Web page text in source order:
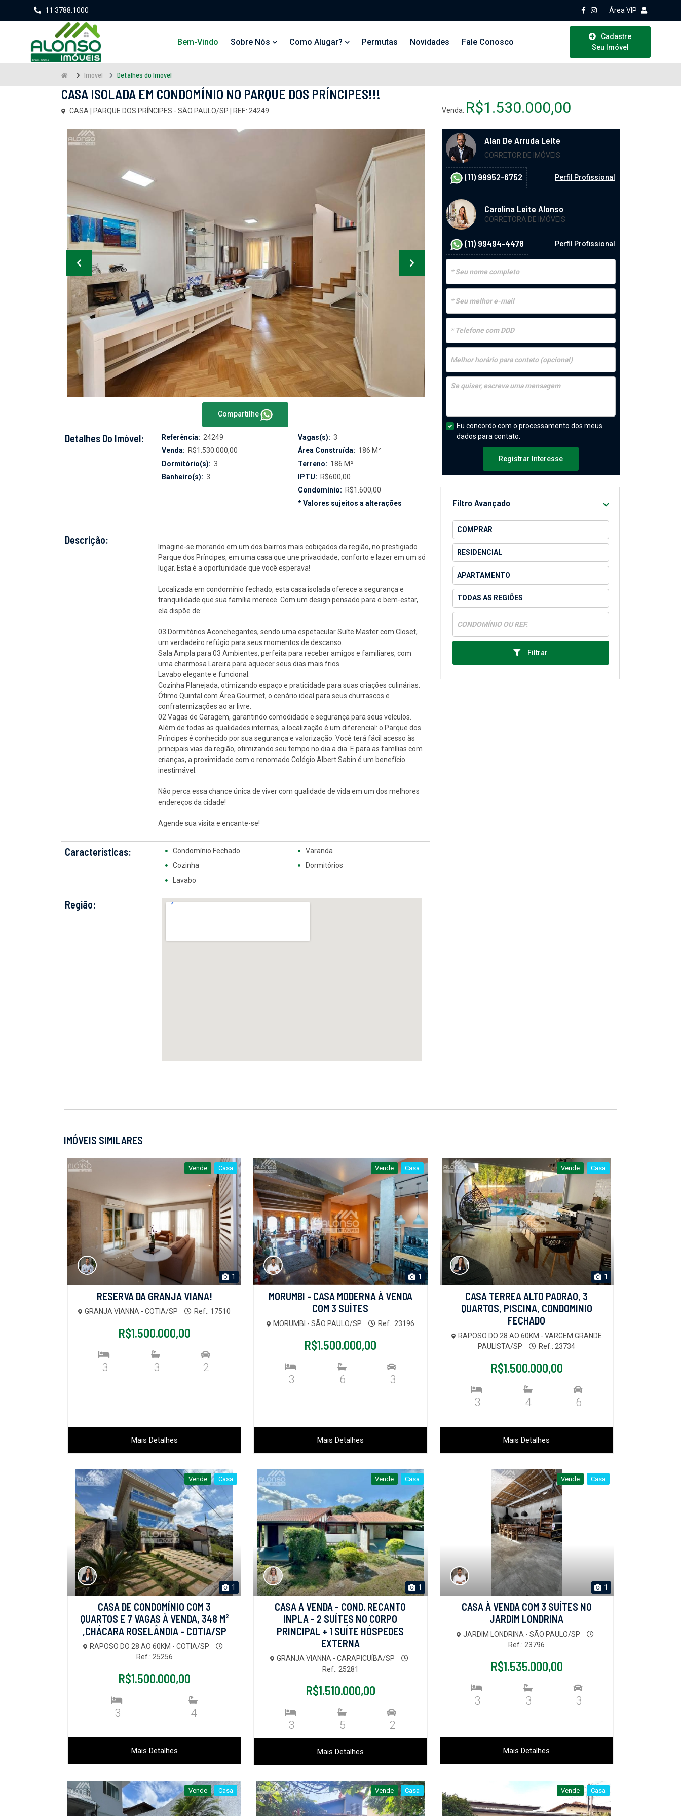
11 3788.1000 Área VIP
Bem-Vindo Sobre Nós Como Alugar? Permutas Novidades Fale Conosco
Cadastre
Seu Imóvel
Imóvel Detalhes do Imóvel
CASA ISOLADA EM CONDOMÍNIO NO PARQUE DOS PRÍNCIPES!!!
CASA | PARQUE DOS PRÍNCIPES - SÃO PAULO/SP | REF.: 24249 Venda: R$1.530.000,00
Alan De Arruda Leite
CORRETOR DE IMÓVEIS
(11) 99952-6752 Perfil Profissional
Carolina Leite Alonso
CORRETORA DE IMÓVEIS
(11) 99494-4478 Perfil Profissional
Eu concordo com o processamento dos meus
dados para contato.
Registrar Interesse
Filtro Avançado
Filtrar
Compartilhe
Detalhes Do Imóvel: Referência: 24249
Venda: R$1.530.000,00
Dormitório(s): 3
Banheiro(s): 3
Vagas(s): 3
Área Construída: 186 M²
Terreno: 186 M²
IPTU: R$600,00
Condomínio: R$1.600,00
* Valores sujeitos a alterações
Descrição:
Imagine-se morando em um dos bairros mais cobiçados da região, no prestigiado
Parque dos Príncipes, em uma casa que une privacidade, conforto e lazer em um só
lugar. Esta é a oportunidade que você esperava!
Localizada em condomínio fechado, esta casa isolada oferece a segurança e
tranquilidade que sua família merece. Com um design pensado para o bem-estar,
ela dispõe de:
03 Dormitórios Aconchegantes, sendo uma espetacular Suíte Master com Closet,
um verdadeiro refúgio para seus momentos de descanso.
Sala Ampla para 03 Ambientes, perfeita para receber amigos e familiares, com
uma charmosa Lareira para aquecer seus dias mais frios.
Lavabo elegante e funcional.
Cozinha Planejada, otimizando espaço e praticidade para suas criações culinárias.
Ótimo Quintal com Área Gourmet, o cenário ideal para seus churrascos e
confraternizações ao ar livre.
02 Vagas de Garagem, garantindo comodidade e segurança para seus veículos.
Além de todas as qualidades internas, a localização é um diferencial: o Parque dos
Príncipes é conhecido por sua segurança e valorização. Você terá fácil acesso às
principais vias da região, otimizando seu tempo no dia a dia. E para as famílias com
crianças, a proximidade com o renomado Colégio Albert Sabin é um benefício
inestimável.
Não perca essa chance única de viver com qualidade de vida em um dos melhores
endereços da cidade!
Agende sua visita e encante-se!
Características: Condomínio Fechado
Varanda
Cozinha
Dormitórios
Lavabo
Região:
IMÓVEIS SIMILARES
Vende Casa
1
RESERVA DA GRANJA VIANA!
GRANJA VIANNA - COTIA/SP Ref.: 17510
R$1.500.000,00
3 3 2
Mais Detalhes
Vende Casa
1
MORUMBI - CASA MODERNA À VENDA
COM 3 SUÍTES
MORUMBI - SÃO PAULO/SP Ref.: 23196
R$1.500.000,00
3 6 3
Mais Detalhes
Vende Casa
1
CASA TERREA ALTO PADRAO, 3
QUARTOS, PISCINA, CONDOMINIO
FECHADO
RAPOSO DO 28 AO 60KM - VARGEM GRANDE
PAULISTA/SP
Ref.: 23734
R$1.500.000,00
3 4 6
Mais Detalhes
Vende Casa
1
CASA DE CONDOMÍNIO COM 3
QUARTOS E 7 VAGAS À VENDA, 348 M²
,CHÁCARA ROSELÂNDIA - COTIA/SP
RAPOSO DO 28 AO 60KM - COTIA/SP
Ref.: 25256
R$1.500.000,00
3 4
Mais Detalhes
Vende Casa
1
CASA A VENDA - COND. RECANTO
INPLA - 2 SUÍTES NO CORPO
PRINCIPAL + 1 SUÍTE HÓSPEDES
EXTERNA
GRANJA VIANNA - CARAPICUÍBA/SP
Ref.: 25281
R$1.510.000,00
3 5 2
Mais Detalhes
Vende Casa
1
CASA À VENDA COM 3 SUÍTES NO
JARDIM LONDRINA
JARDIM LONDRINA - SÃO PAULO/SP
Ref.: 23796
R$1.535.000,00
3 3 3
Mais Detalhes
Vende Casa Vende Casa Vende Casa